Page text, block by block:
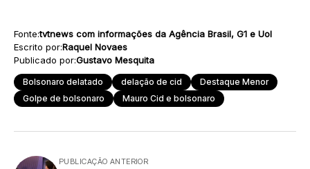
Fonte:tvtnews com informações da Agência Brasil, G1 e Uol
Escrito por:Raquel Novaes
Publicado por:Gustavo Mesquita
Bolsonaro delatado delação de cid
Destaque Menor
Golpe de bolsonaro
Mauro Cid e bolsonaro
PUBLICAÇÃO ANTERIOR